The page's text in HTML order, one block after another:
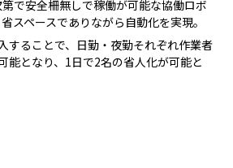
で安全柵無しで稼働が可能な協働ロボ
スペースでありながら自動化を実現。
することで、日勤・夜勤それぞれ作業者
能となり、1日で2名の省人化が可能と